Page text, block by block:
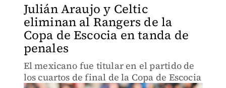
Julián Araujo y Celtic
eliminan al Rangers de la
Copa de Escocia en tanda de
penales
El mexicano fue titular en el partido de
los cuartos de final de la Copa de Escocia